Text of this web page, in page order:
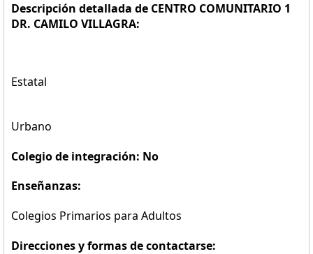
Descripción detallada de CENTRO COMUNITARIO 1
DR. CAMILO VILLAGRA:
Estatal
Urbano
Colegio de integración: No
Enseñanzas:
Colegios Primarios para Adultos
Direcciones y formas de contactarse: